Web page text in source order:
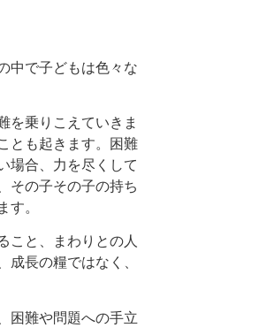
中で子どもは色々な
を乗りこえていきま
とも起きます。困難
場合、力を尽くして
その子その子の持ち
。
こと、まわりとの人
長の糧ではなく、
困難や問題への手立